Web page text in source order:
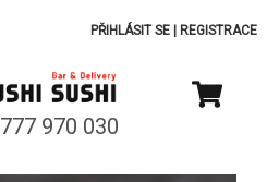
777 970 030
PŘIHLÁSIT SE REGISTRACE